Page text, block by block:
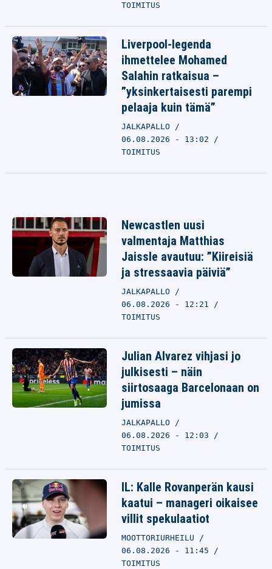
TOIMITUS
Liverpool-legenda
ihmettelee Mohamed
Salahin ratkaisua –
”yksinkertaisesti parempi
pelaaja kuin tämä”
JALKAPALLO
06.08.2026 - 13:02
TOIMITUS
Newcastlen uusi
valmentaja Matthias
Jaissle avautuu: ”Kiireisiä
ja stressaavia päiviä”
JALKAPALLO
06.08.2026 - 12:21
TOIMITUS
Julian Alvarez vihjasi jo
julkisesti – näin
siirtosaaga Barcelonaan on
jumissa
JALKAPALLO
06.08.2026 - 12:03
TOIMITUS
IL: Kalle Rovanperän kausi
kaatui – manageri oikaisee
villit spekulaatiot
MOOTTORIURHEILU
06.08.2026 - 11:45
TOIMITUS